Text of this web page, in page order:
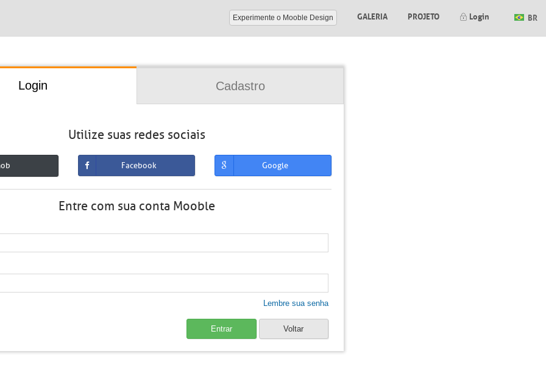
Experimente o Mooble Design GALERIA PROJETO Login BR
Login Cadastro
Utilize suas redes sociais
Facebook Google
Entre com sua conta Mooble
Lembre sua senha
Entrar Voltar